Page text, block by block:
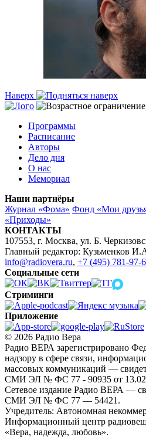
Наверх
Программы
Расписание
Авторы
Дело дня
О нас
Мемориал
Наши партнёры
Журнал «Фома» Фонд «Мои
«Приходы»
КОНТАКТЫ
107553, г. Москва, ул. Б.
Главный редактор: Кузьменков
info@radiovera.ru, +7 (495) 781-97-
Социальные сети
Стриминги
Приложение
© 2026 Радио Вера
Радио ВЕРА зарегистрировано
надзору в сфере связи,
массовых коммуникаций —
СМИ ЭЛ № ФС 77 - 90935 от
Сетевое издание Радио ВЕРА —
СМИ ЭЛ № ФС 77 — 54421.
Учредитель: Автономная
Информационный центр
«Вера, надежда, любовь».